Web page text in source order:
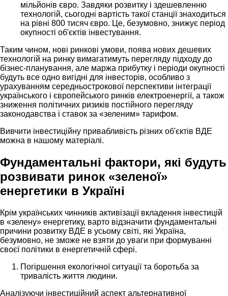
мільйонів євро. Завдяки розвитку і здешевленню
технологій, сьогодні вартість такої станції знаходиться
на рівні 800 тисяч євро. Це, безумовно, знижує період
окупності об'єктів інвестування.
Таким чином, нові ринкові умови, поява нових дешевих
технологій на ринку вимагатимуть перегляду підходу до
бізнес-планування, але маржа прибутку і періоди окупності
будуть все одно вигідні для інвесторів, особливо з
урахуванням середньострокової перспективи інтеграції
українського і європейського ринків електроенергії, а також
зниження політичних ризиків постійного перегляду
законодавства і ставок за «зеленим» тарифом.
Вивчити інвестиційну привабливість різних об'єктів ВДЕ
можна в нашому матеріалі.
Фундаментальні фактори, які будуть
розвивати ринок «зеленої»
енергетики в Україні
Крім українських чинників активізації вкладення інвестицій
в «зелену» енергетику, варто відзначити фундаментальні
причини розвитку ВДЕ в усьому світі, які Україна,
безумовно, не зможе не взяти до уваги при формуванні
своєї політики в енергетичній сфері.
Погіршення екологічної ситуації та боротьба за
тривалість життя людини.
Аналізуючи інвестиційний аспект альтернативної